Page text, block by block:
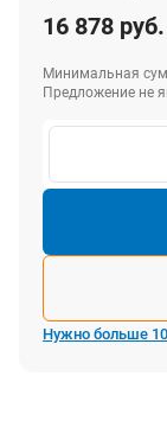
16 878 руб.
Минимальная
Предложение не
Нужно больше